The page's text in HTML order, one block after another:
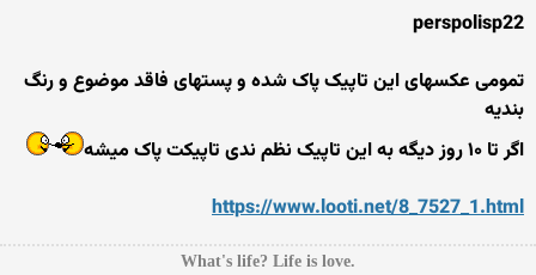
perspolisp22
تمومی عکسهای این تاپیک پاک شده و پستهای فاقد موضوع و رنگ
بندیه
اگر تا ۱۰ روز دیگه به این تاپیک نظم ندی تاپیکت پاک میشه
https://www.looti.net/8_7527_1.html
.What's life? Life is love